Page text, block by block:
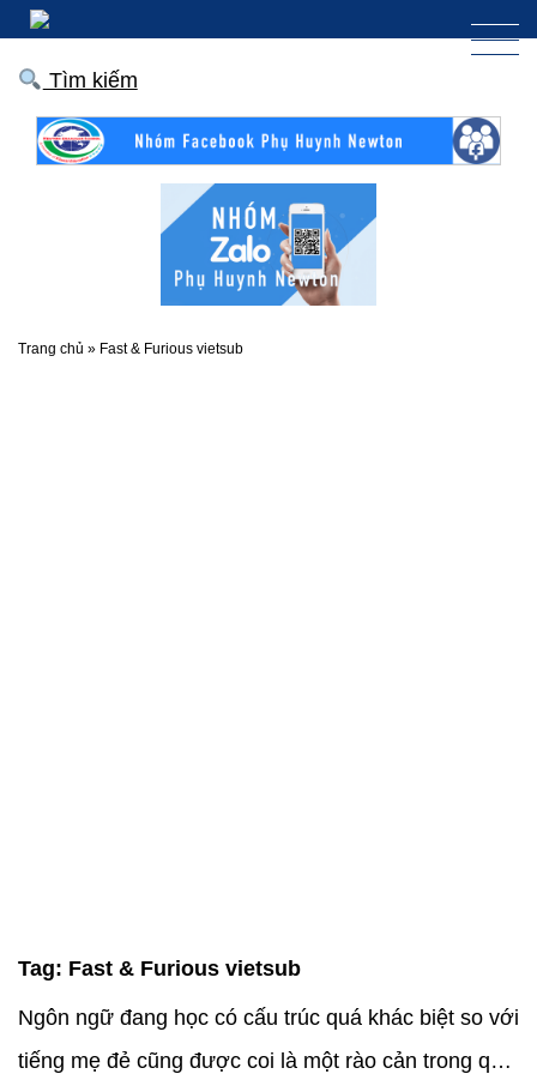
Tìm kiếm
Trang chủ » Fast & Furious vietsub
Tag: Fast & Furious vietsub
Ngôn ngữ đang học có cấu trúc quá khác biệt so với
tiếng mẹ đẻ cũng được coi là một rào cản trong quá